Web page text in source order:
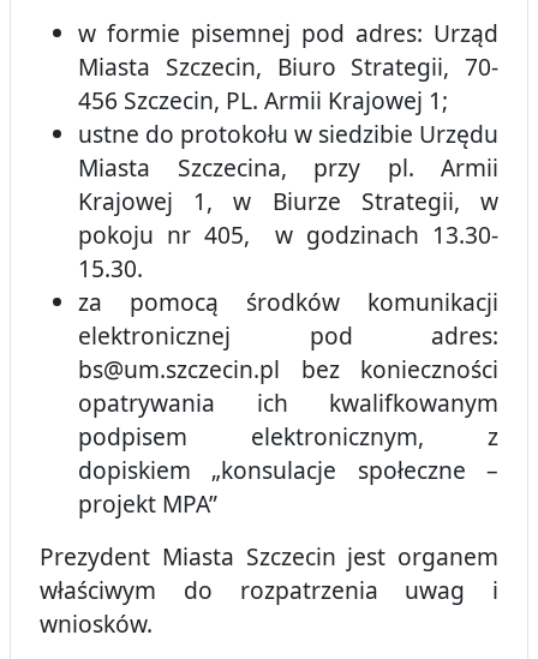
w formie pisemnej pod adres: Urząd
Miasta Szczecin, Biuro Strategii, 70-
456 Szczecin, PL. Armii Krajowej 1;
ustne do protokołu w siedzibie Urzędu
Miasta Szczecina, przy pl. Armii
Krajowej 1, w Biurze Strategii, w
pokoju nr 405, w godzinach 13.30-
15.30.
za pomocą środków komunikacji
elektronicznej pod adres:
bs@um.szczecin.pl bez konieczności
opatrywania ich kwalifkowanym
podpisem elektronicznym, z
dopiskiem „konsulacje społeczne –
projekt MPA”
Prezydent Miasta Szczecin jest organem
właściwym do rozpatrzenia uwag i
wniosków.